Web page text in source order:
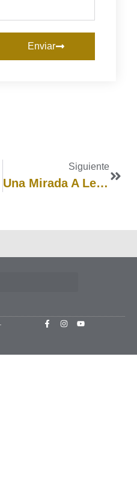
Enviar
Siguiente
Una Mirada A Les Pantalles Des Del Benestar Familiar